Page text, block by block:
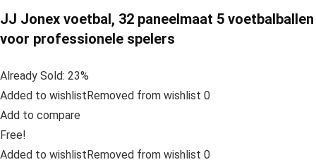
JJ Jonex voetbal, 32 paneelmaat 5 voetbalballen
voor professionele spelers
Already Sold: 23%
Added to wishlistRemoved from wishlist 0
Add to compare
Free!
Added to wishlistRemoved from wishlist 0